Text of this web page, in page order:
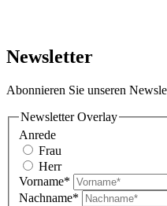
Newsletter
Abonnieren Sie unseren
Newsletter Overlay
Anrede
Frau
Herr
Vorname*
Nachname*